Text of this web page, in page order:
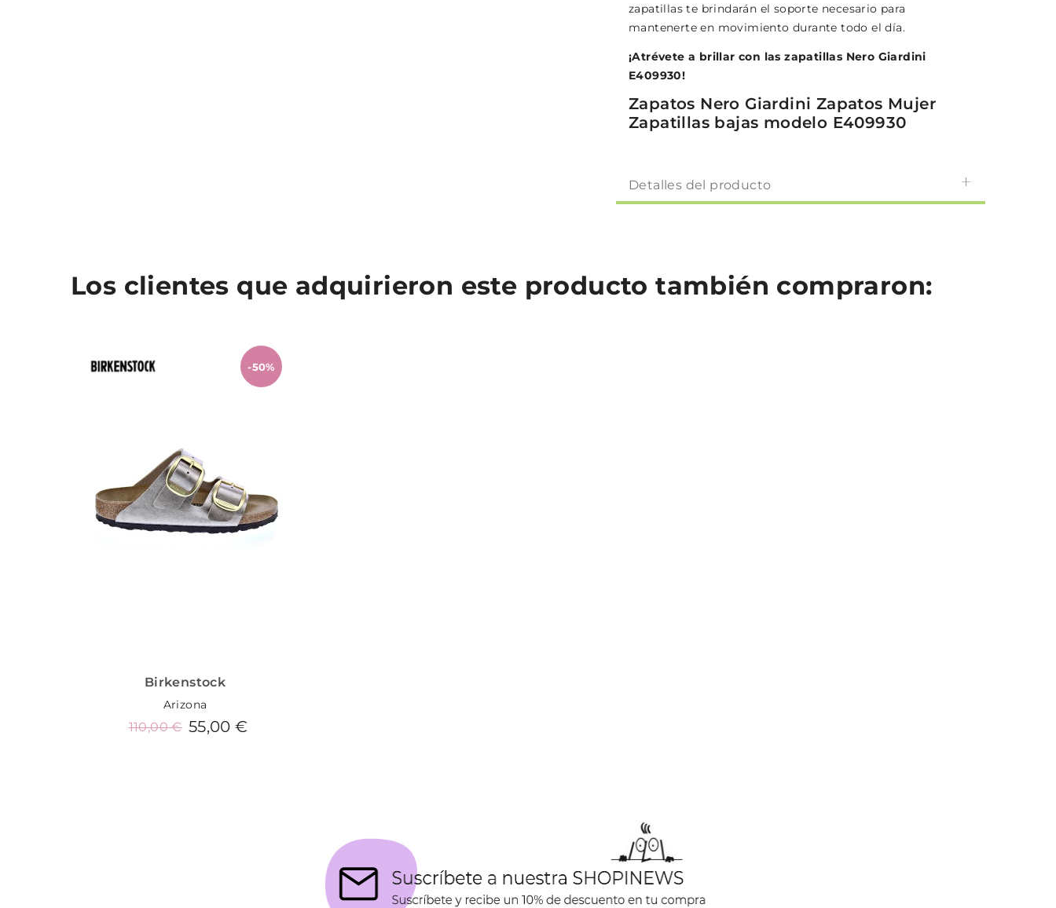
zapatillas te brindarán el soporte necesario para
mantenerte en movimiento durante todo el día.
¡Atrévete a brillar con las zapatillas Nero Giardini
E409930!
Zapatos Nero Giardini Zapatos Mujer
Zapatillas bajas modelo E409930
Detalles del producto
Los clientes que adquirieron este producto también compraron:
-50%
Birkenstock
Arizona
55,00 €
110,00 €